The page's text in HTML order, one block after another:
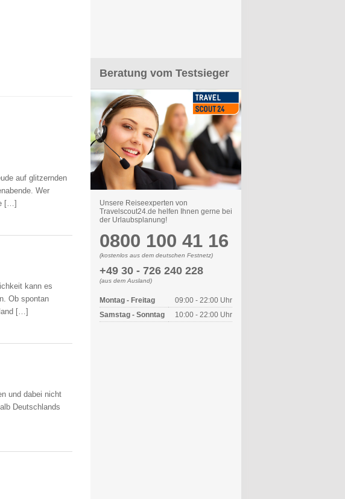
auf glitzernden
Wer
[…]
kann es
Ob spontan
[…]
und dabei nicht
Deutschlands
Beratung vom Testsieger
Unsere Reiseexperten von
Travelscout24.de helfen Ihnen gerne bei
der Urlaubsplanung!
0800 100 41 16
(kostenlos aus dem deutschen Festnetz)
+49 30 - 726 240 228
(aus dem Ausland)
Montag - Freitag
09:00 - 22:00 Uhr
Samstag - Sonntag
10:00 - 22:00 Uhr